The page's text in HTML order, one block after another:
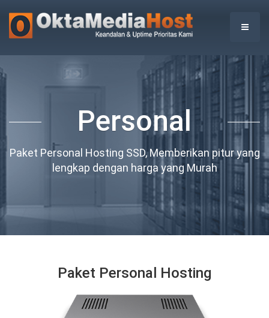
Personal
Paket Personal Hosting SSD, Memberikan pitur yang
lengkap dengan harga yang Murah
Paket Personal Hosting